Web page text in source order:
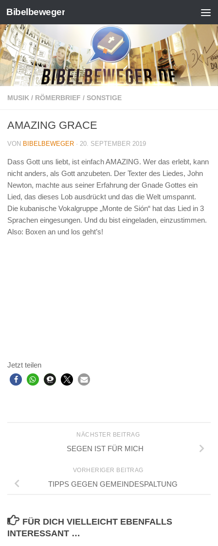
Zum Inhalt springen
Bibelbeweger
MUSIK / RÖMERBRIEF / SONSTIGE
AMAZING GRACE
VON BIBELBEWEGER · 20. SEPTEMBER 2019
Dass Gott uns liebt, ist einfach AMAZING. Wer das erlebt, kann
nicht anders, als Gott anzubeten. Der Texter des Liedes, John
Newton, machte aus seiner Erfahrung der Gnade Gottes ein
Lied, das dieses Lob ausdrückt und das die Welt umspannt.
Die kubanische Vokalgruppe „Monte de Sión“ hat das Lied in 3
Sprachen eingesungen. Und du bist eingeladen, einzustimmen.
Also: Boxen an und los geht’s!
Jetzt teilen
NÄCHSTER BEITRAG
SEGEN IST FÜR MICH
VORHERIGER BEITRAG
TIPPS GEGEN GEMEINDESPALTUNG
FÜR DICH VIELLEICHT EBENFALLS
INTERESSANT …